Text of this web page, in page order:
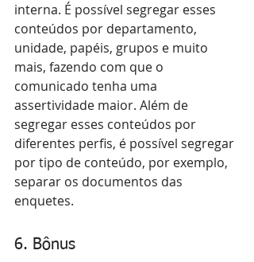
interna. É possível segregar esses
conteúdos por departamento,
unidade, papéis, grupos e muito
mais, fazendo com que o
comunicado tenha uma
assertividade maior. Além de
segregar esses conteúdos por
diferentes perfis, é possível segregar
por tipo de conteúdo, por exemplo,
separar os documentos das
enquetes.
6. Bônus